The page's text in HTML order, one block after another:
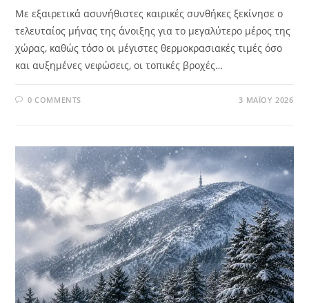
Με εξαιρετικά ασυνήθιστες καιρικές συνθήκες ξεκίνησε ο
τελευταίος μήνας της άνοιξης για το μεγαλύτερο μέρος της
χώρας, καθώς τόσο οι μέγιστες θερμοκρασιακές τιμές όσο
και αυξημένες νεφώσεις, οι τοπικές βροχές…
0 COMMENTS 3 ΜΑΪ́ΟΥ 2026